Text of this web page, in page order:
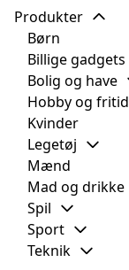
Produkter
Børn
Billige gadgets
Bolig og have
Hobby og fritid
Kvinder
Legetøj
Mænd
Mad og drikke
Spil
Sport
Teknik